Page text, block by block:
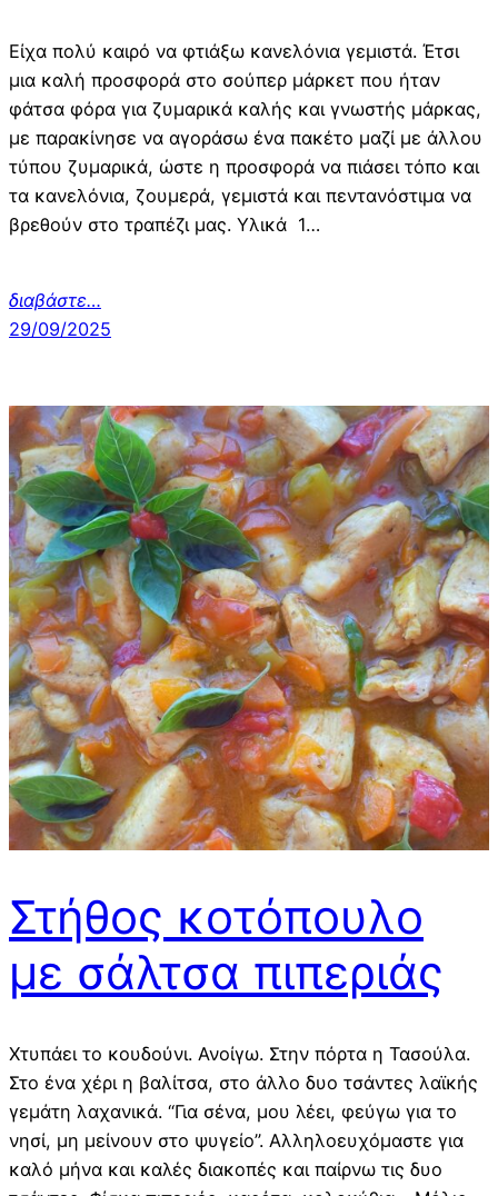
Είχα πολύ καιρό να φτιάξω κανελόνια γεμιστά. Έτσι
μια καλή προσφορά στο σούπερ μάρκετ που ήταν
φάτσα φόρα για ζυμαρικά καλής και γνωστής μάρκας,
με παρακίνησε να αγοράσω ένα πακέτο μαζί με άλλου
τύπου ζυμαρικά, ώστε η προσφορά να πιάσει τόπο και
τα κανελόνια, ζουμερά, γεμιστά και πεντανόστιμα να
βρεθούν στο τραπέζι μας. Υλικά 1…
διαβάστε…
29/09/2025
Στήθος κοτόπουλο
με σάλτσα πιπεριάς
Χτυπάει το κουδούνι. Ανοίγω. Στην πόρτα η Τασούλα.
Στο ένα χέρι η βαλίτσα, στο άλλο δυο τσάντες λαϊκής
γεμάτη λαχανικά. “Για σένα, μου λέει, φεύγω για το
νησί, μη μείνουν στο ψυγείο”. Αλληλοευχόμαστε για
καλό μήνα και καλές διακοπές και παίρνω τις δυο